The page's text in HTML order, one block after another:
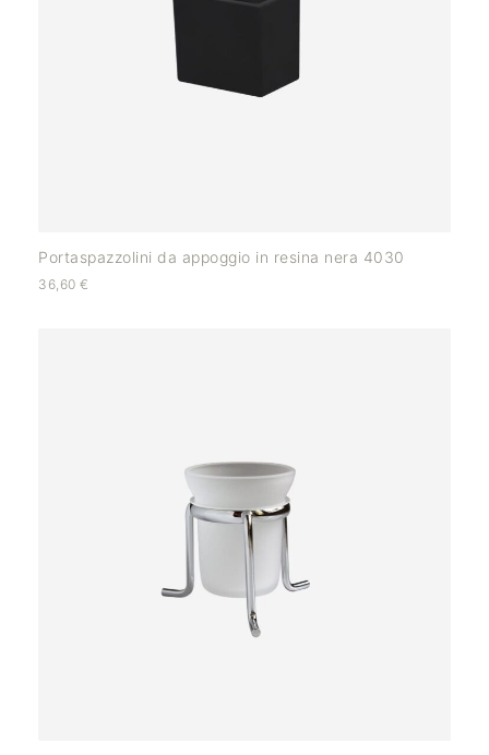
Portaspazzolini da appoggio in resina nera 4030
36,60 €